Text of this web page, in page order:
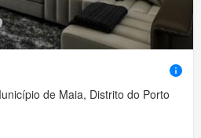
de Maia, Distrito do Porto